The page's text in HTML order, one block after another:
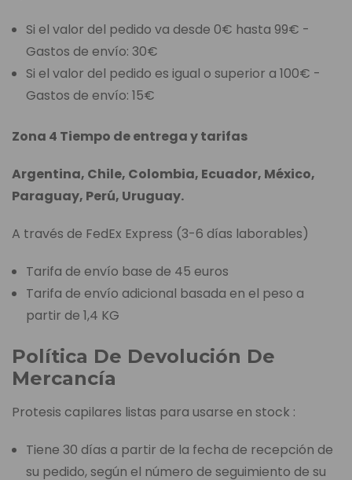
Si el valor del pedido va desde 0€ hasta 99€ -
Gastos de envío: 30€
Si el valor del pedido es igual o superior a 100€ -
Gastos de envío: 15€
Zona 4 Tiempo de entrega y tarifas
Argentina, Chile, Colombia, Ecuador, México,
Paraguay, Perú, Uruguay.
A través de FedEx Express (3-6 días laborables)
Tarifa de envío base de 45 euros
Tarifa de envío adicional basada en el peso a
partir de 1,4 KG
Política De Devolución De
Mercancía
Protesis capilares listas para usarse en stock :
Tiene 30 días a partir de la fecha de recepción de
su pedido, según el número de seguimiento de su